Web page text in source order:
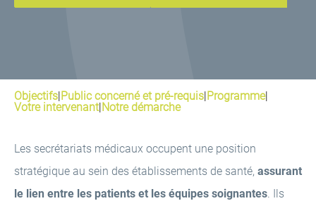
Objectifs|Public concerné et pré-requis|Programme|
Votre intervenant|Notre démarche
Les secrétariats médicaux occupent une position
stratégique au sein des établissements de santé, assurant
le lien entre les patients et les équipes soignantes. Ils